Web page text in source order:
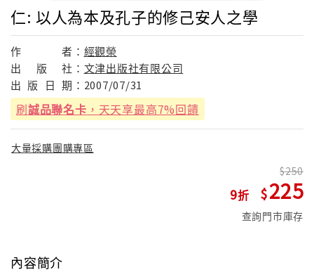
仁: 以人為本及孔子的修己安人之學
作 者： 經觀榮
出
版 社： 文津出版社有限公司
出 版 日 期： 2007/07/31
刷誠品聯名卡 ，天天享最高7%回饋
大量採購團購專區
9
250
225
查詢門市庫存
內容簡介